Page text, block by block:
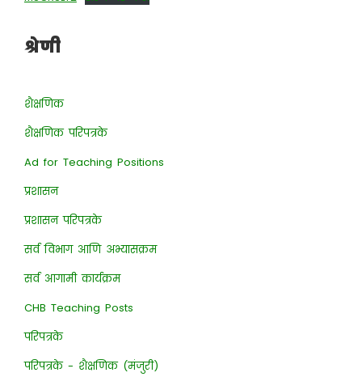
श्रेणी
शैक्षणिक
शैक्षणिक परिपत्रके
Ad for Teaching Positions
प्रशासन
प्रशासन परिपत्रके
सर्व विभाग आणि अभ्यासक्रम
सर्व आगामी कार्यक्रम
CHB Teaching Posts
परिपत्रके
परिपत्रके - शैक्षणिक (मंजुरी)